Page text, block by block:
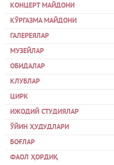
КОНЦЕРТ МАЙДОНИ
КЎРГАЗМА МАЙДОНИ
ГАЛЕРЕЯЛАР
МУЗЕЙЛАР
ОБИДАЛАР
КЛУБЛАР
ЦИРК
ИЖОДИЙ СТУДИЯЛАР
ЎЙИН ҲУДУДЛАРИ
БОҒЛАР
ФАОЛ ҲОРДИҚ